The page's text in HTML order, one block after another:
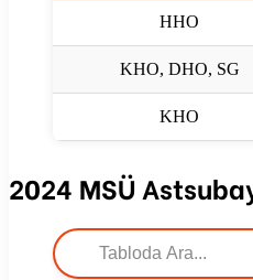
HHO
KHO, DHO, SG
KHO
2024 MSÜ